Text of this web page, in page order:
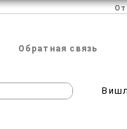
Обратная связь